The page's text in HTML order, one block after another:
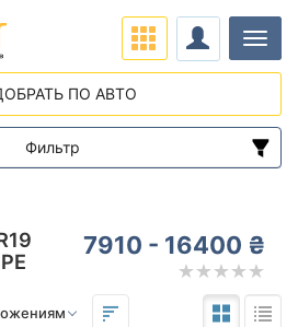
7910 - 16400 ₴
ПО АВТО
Фильтр